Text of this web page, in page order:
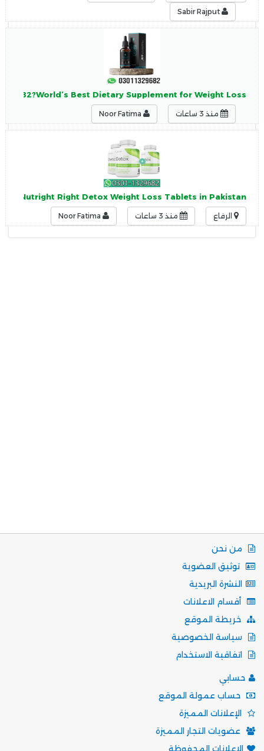
Best Dietary Supplement for Weight Loss
منذ 3 ساعات
Right Detox Weight Loss Tablets in Pakistan
الرفاع منذ 3 ساعات
من نحن
توثيق العضوية
النشرة البريدية
أقسام الاعلانات
خريطة الموقع
سياسة الخصوصية
اتفاقية الاستخدام
حسابي
حساب عمولة الموقع
الإعلانات المميزة
عضويات التجار المميزة
الاعلانات المحفوظة